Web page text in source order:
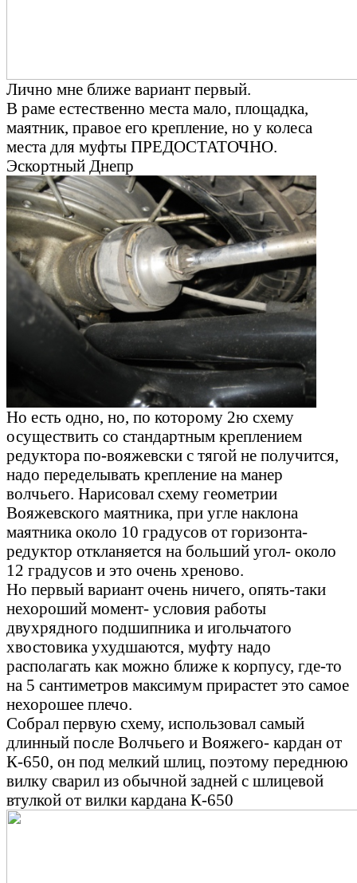
Лично мне ближе вариант первый.
В раме естественно места мало, площадка,
маятник, правое его крепление, но у колеса
места для муфты ПРЕДОСТАТОЧНО.
Эскортный Днепр
Но есть одно, но, по которому 2ю схему
осуществить со стандартным креплением
редуктора по-вояжевски с тягой не получится,
надо переделывать крепление на манер
волчьего. Нарисовал схему геометрии
Вояжевского маятника, при угле наклона
маятника около 10 градусов от горизонта-
редуктор откланяется на больший угол- около
12 градусов и это очень хреново.
Но первый вариант очень ничего, опять-таки
нехороший момент- условия работы
двухрядного подшипника и игольчатого
хвостовика ухудшаются, муфту надо
располагать как можно ближе к корпусу, где-то
на 5 сантиметров максимум прирастет это самое
нехорошее плечо.
Собрал первую схему, использовал самый
длинный после Волчьего и Вояжего- кардан от
К-650, он под мелкий шлиц, поэтому переднюю
вилку сварил из обычной задней с шлицевой
втулкой от вилки кардана К-650